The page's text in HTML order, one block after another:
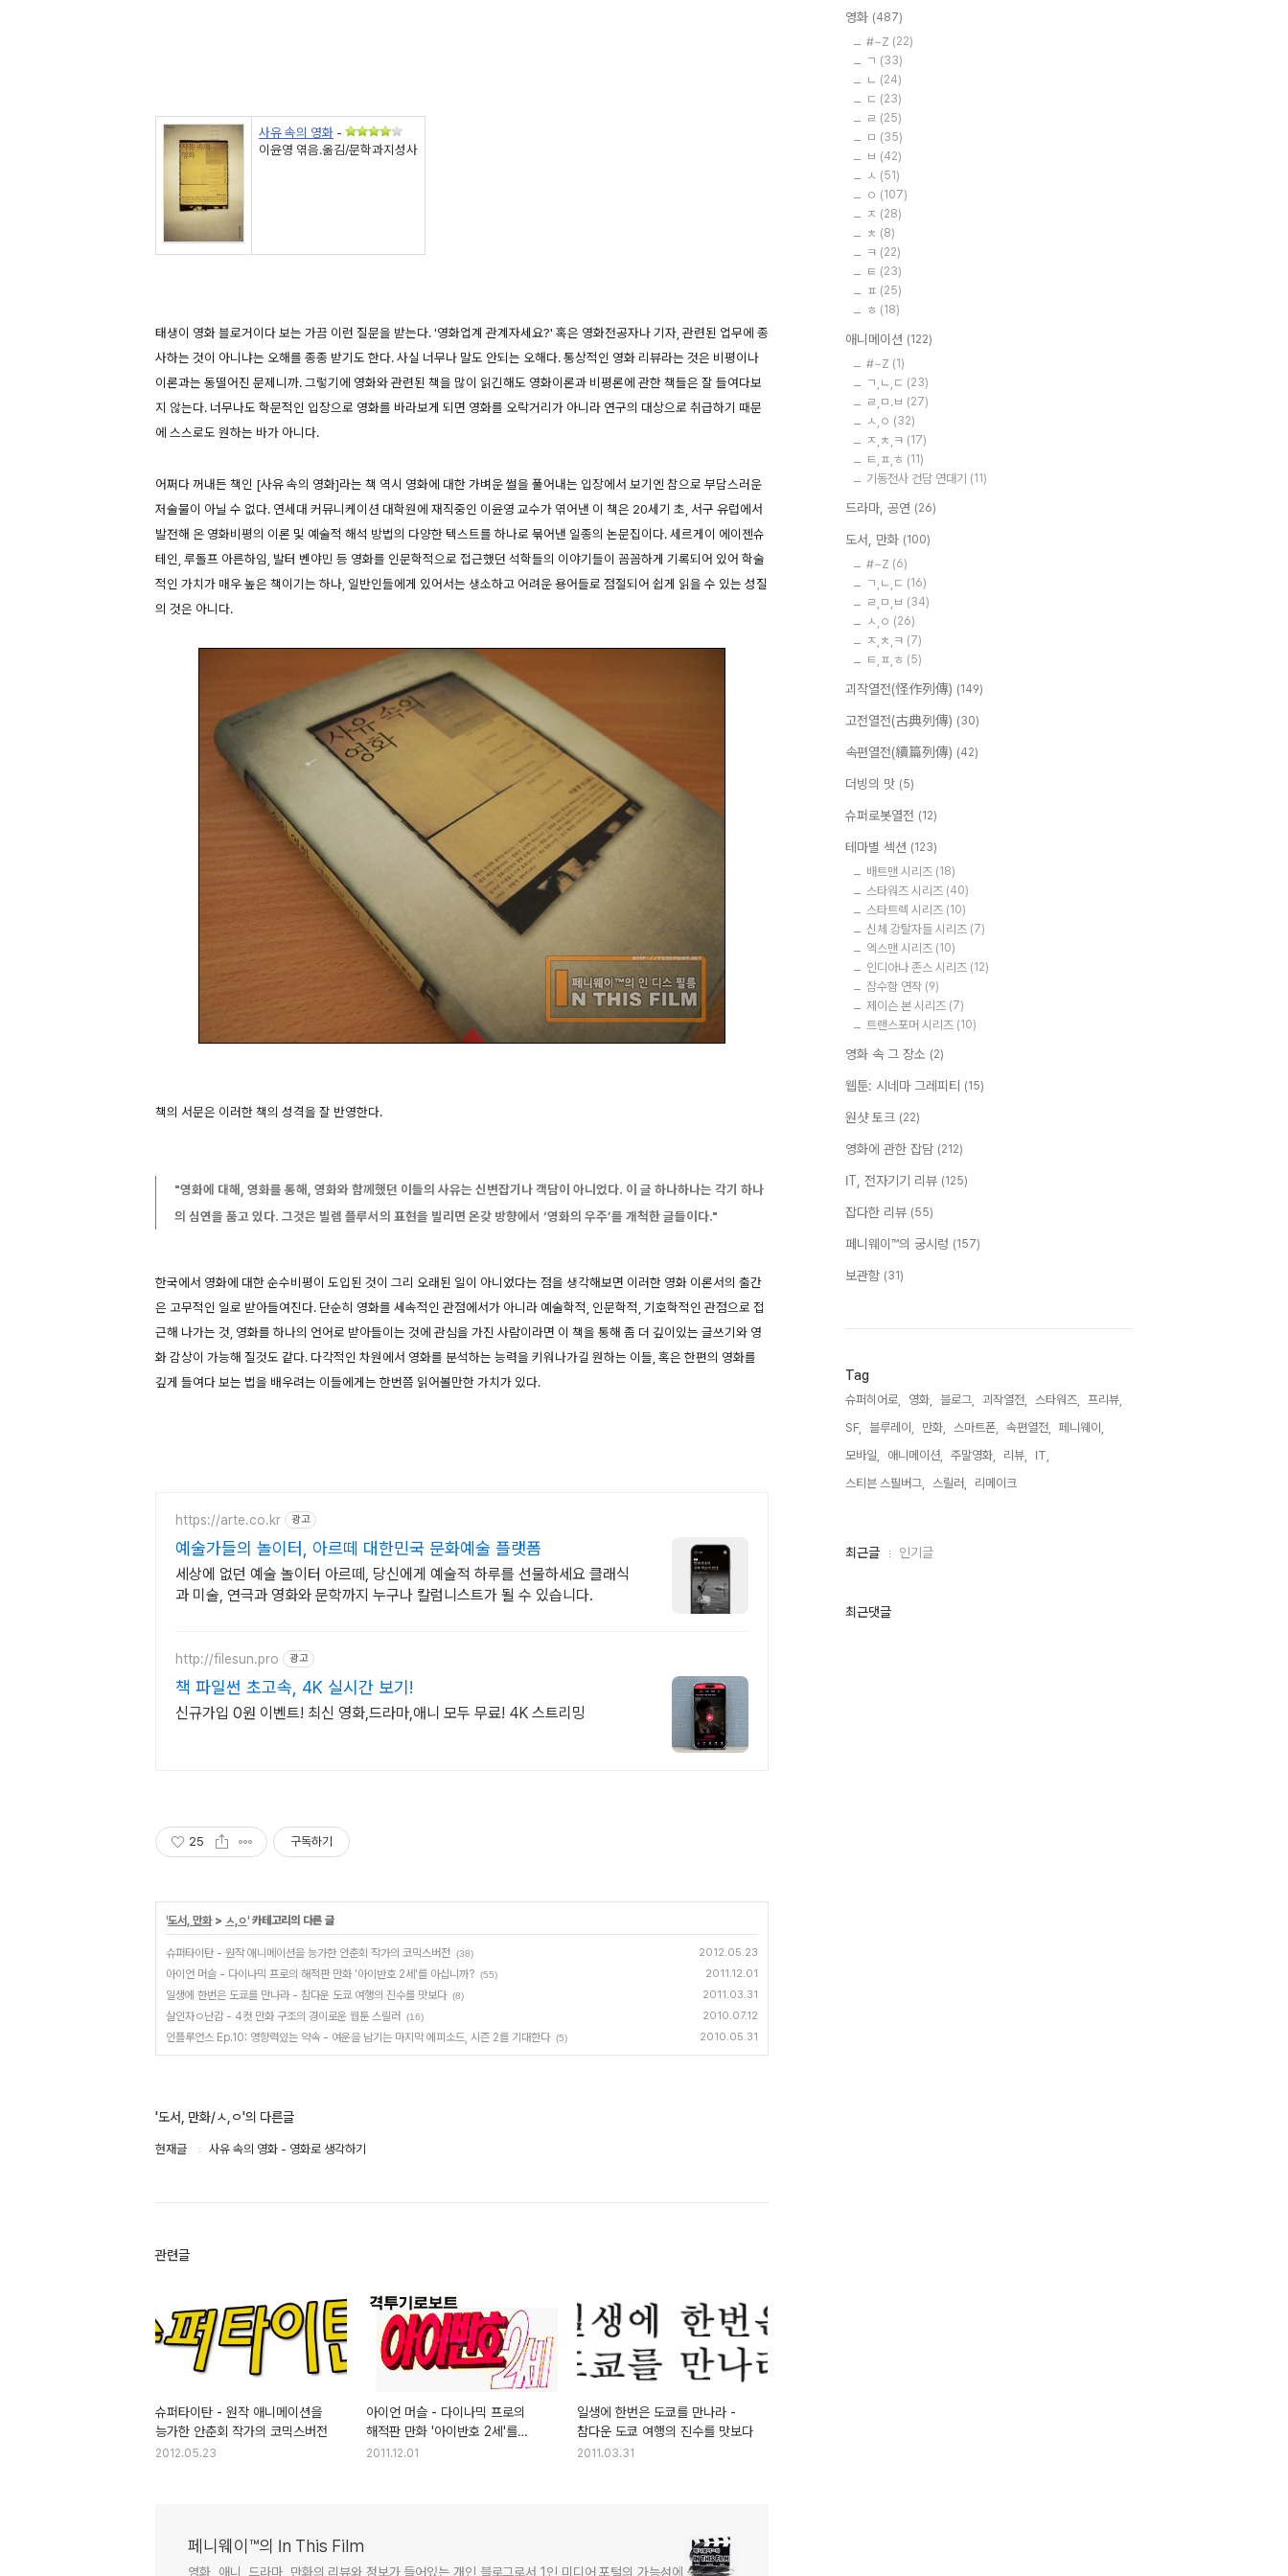
사유 속의 영화 -
이윤영 엮음.옮김/문학과지성사
태생이 영화 블로거이다 보는 가끔 이런 질문을 받는다. '영화업계 관계자세요?' 혹은 영화전공자나 기자, 관련된 업무에 종
사하는 것이 아니냐는 오해를 종종 받기도 한다. 사실 너무나 말도 안되는 오해다. 통상적인 영화 리뷰라는 것은 비평이나
이론과는 동떨어진 문제니까. 그렇기에 영화와 관련된 책을 많이 읽긴해도 영화이론과 비평론에 관한 책들은 잘 들여다보
지 않는다. 너무나도 학문적인 입장으로 영화를 바라보게 되면 영화를 오락거리가 아니라 연구의 대상으로 취급하기 때문
에 스스로도 원하는 바가 아니다.
어쩌다 꺼내든 책인 [사유 속의 영화]라는 책 역시 영화에 대한 가벼운 썰을 풀어내는 입장에서 보기엔 참으로 부담스러운
저술물이 아닐 수 없다. 연세대 커뮤니케이션 대학원에 재직중인 이윤영 교수가 엮어낸 이 책은 20세기 초, 서구 유럽에서
발전해 온 영화비평의 이론 및 예술적 해석 방법의 다양한 텍스트를 하나로 묶어낸 일종의 논문집이다. 세르게이 에이젠슈
테인, 루돌프 아른하임, 발터 벤야민 등 영화를 인문학적으로 접근했던 석학들의 이야기들이 꼼꼼하게 기록되어 있어 학술
적인 가치가 매우 높은 책이기는 하나, 일반인들에게 있어서는 생소하고 어려운 용어들로 점절되어 쉽게 읽을 수 있는 성질
의 것은 아니다.
책의 서문은 이러한 책의 성격을 잘 반영한다.
"영화에 대해, 영화를 통해, 영화와 함께했던 이들의 사유는 신변잡기나 객담이 아니었다. 이 글 하나하나는 각기 하나
의 심연을 품고 있다. 그것은 빌렘 플루서의 표현을 빌리면 온갖 방향에서 ‘영화의 우주’를 개척한 글들이다."
한국에서 영화에 대한 순수비평이 도입된 것이 그리 오래된 일이 아니었다는 점을 생각해보면 이러한 영화 이론서의 출간
은 고무적인 일로 받아들여진다. 단순히 영화를 세속적인 관점에서가 아니라 예술학적, 인문학적, 기호학적인 관점으로 접
근해 나가는 것, 영화를 하나의 언어로 받아들이는 것에 관심을 가진 사람이라면 이 책을 통해 좀 더 깊이있는 글쓰기와 영
화 감상이 가능해 질것도 같다. 다각적인 차원에서 영화를 분석하는 능력을 키워나가길 원하는 이들, 혹은 한편의 영화를
깊게 들여다 보는 법을 배우려는 이들에게는 한번쯤 읽어볼만한 가치가 있다.
https://arte.co.kr 광고
예술가들의 놀이터, 아르떼 대한민국 문화예술 플랫폼
세상에 없던 예술 놀이터 아르떼, 당신에게 예술적 하루를 선물하세요 클래식
과 미술, 연극과 영화와 문학까지 누구나 칼럼니스트가 될 수 있습니다.
http://filesun.pro 광고
책 파일썬 초고속, 4K 실시간 보기!
신규가입 0원 이벤트! 최신 영화,드라마,애니 모두 무료! 4K 스트리밍
25 구독하기
'도서, 만화> ㅅ,ㅇ' 카테고리의 다른 글
슈퍼타이탄 - 원작 애니메이션을 능가한 안춘회 작가의 코믹스버전 (38) 2012.05.23
아이언 머슬 - 다이나믹 프로의 해적판 만화 '아이반호 2세'를 아십니까? (55) 2011.12.01
일생에 한번은 도쿄를 만나라 - 참다운 도쿄 여행의 진수를 맛보다 (8) 2011.03.31
살인자ㅇ난감 - 4컷 만화 구조의 경이로운 웹툰 스릴러 (16) 2010.07.12
인플루언스 Ep.10: 영향력있는 약속 - 여운을 남기는 마지막 에피소드, 시즌 2를 기대한다 (5) 2010.05.31
'도서, 만화/ㅅ,ㅇ'의 다른글
현재글 사유 속의 영화 - 영화로 생각하기
관련글
슈퍼타이탄 - 원작 애니메이션을
능가한 안춘회 작가의 코믹스버전
2012.05.23
아이언 머슬 - 다이나믹 프로의
해적판 만화 '아이반호 2세'를
아십니까?
2011.12.01
일생에 한번은 도쿄를 만나라 -
참다운 도쿄 여행의 진수를 맛보다
2011.03.31
페니웨이™의 In This Film
영화, 애니, 드라마, 만화의 리뷰와 정보가 들어있는 개인 블로그로서 1인 미디어 포털의 가능성에
영화 (487)
#~Z (22)
ㄱ (33)
ㄴ (24)
ㄷ (23)
ㄹ (25)
ㅁ (35)
ㅂ (42)
ㅅ (51)
ㅇ (107)
ㅈ (28)
ㅊ (8)
ㅋ (22)
ㅌ (23)
ㅍ (25)
ㅎ (18)
애니메이션 (122)
#~Z (1)
ㄱ,ㄴ,ㄷ (23)
ㄹ,ㅁ.ㅂ (27)
ㅅ,ㅇ (32)
ㅈ,ㅊ,ㅋ (17)
ㅌ,ㅍ,ㅎ (11)
기동전사 건담 연대기 (11)
드라마, 공연 (26)
도서, 만화 (100)
#~Z (6)
ㄱ,ㄴ,ㄷ (16)
ㄹ,ㅁ,ㅂ (34)
ㅅ,ㅇ (26)
ㅈ,ㅊ,ㅋ (7)
ㅌ,ㅍ,ㅎ (5)
괴작열전(怪作列傳) (149)
고전열전(古典列傳) (30)
속편열전(續篇列傳) (42)
더빙의 맛 (5)
슈퍼로봇열전 (12)
테마별 섹션 (123)
배트맨 시리즈 (18)
스타워즈 시리즈 (40)
스타트렉 시리즈 (10)
신체 강탈자들 시리즈 (7)
엑스맨 시리즈 (10)
인디아나 존스 시리즈 (12)
잠수함 연작 (9)
제이슨 본 시리즈 (7)
트랜스포머 시리즈 (10)
영화 속 그 장소 (2)
웹툰: 시네마 그레피티 (15)
원샷 토크 (22)
영화에 관한 잡담 (212)
IT, 전자기기 리뷰 (125)
잡다한 리뷰 (55)
페니웨이™의 궁시렁 (157)
보관함 (31)
Tag
슈퍼히어로, 영화, 블로그, 괴작열전, 스타워즈,
프리뷰,
SF,
블루레이, 만화, 스마트폰, 속편열전,
페니웨이,
모바일,
애니메이션, 주말영화, 리뷰,
IT,
스티븐 스필버그,
스릴러, 리메이크,
최
인
최근글 인기글
최근댓글